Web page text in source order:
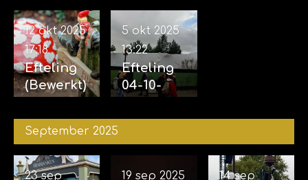
07-11-2025
Efteling
(Bewerkt)
2025
12 okt 2025
17:18
Efteling
04-10-
5 okt 2025
13:22
September 2025
23 sep 19 sep 2025 14 sep